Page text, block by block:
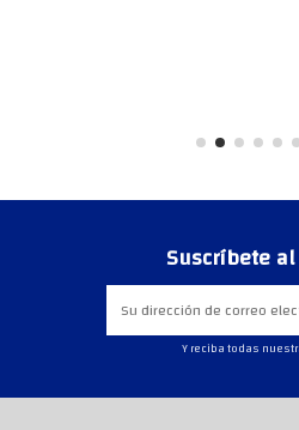
Suscríbete
Y reciba todas